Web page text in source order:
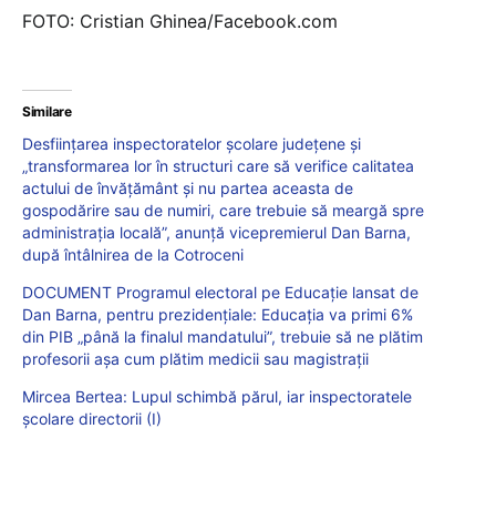
FOTO: Cristian Ghinea/Facebook.com
Similare
Desființarea inspectoratelor școlare județene și
„transformarea lor în structuri care să verifice calitatea
actului de învățământ și nu partea aceasta de
gospodărire sau de numiri, care trebuie să meargă spre
administrația locală”, anunță vicepremierul Dan Barna,
după întâlnirea de la Cotroceni
DOCUMENT Programul electoral pe Educație lansat de
Dan Barna, pentru prezidențiale: Educația va primi 6%
din PIB „până la finalul mandatului”, trebuie să ne plătim
profesorii așa cum plătim medicii sau magistrații
Mircea Bertea: Lupul schimbă părul, iar inspectoratele
școlare directorii (I)